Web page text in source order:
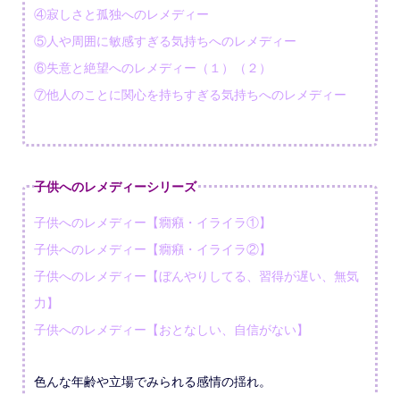
④寂しさと孤独へのレメディー
⑤人や周囲に敏感すぎる気持ちへのレメディー
⑥失意と絶望へのレメディー（１）（２）
⑦他人のことに関心を持ちすぎる気持ちへのレメディー
子供へのレメディーシリーズ
子供へのレメディー【癇癪・イライラ①】
子供へのレメディー【癇癪・イライラ②】
子供へのレメディー【ぼんやりしてる、習得が遅い、無気
力】
子供へのレメディー【おとなしい、自信がない】
色んな年齢や立場でみられる感情の揺れ。